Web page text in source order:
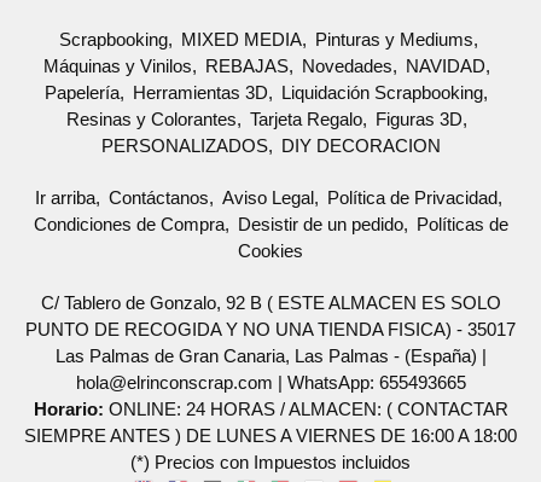
Scrapbooking MIXED MEDIA
Pinturas y Mediums
Máquinas y Vinilos
REBAJAS Novedades
NAVIDAD
Papelería
Herramientas 3D
Liquidación Scrapbooking
Resinas y Colorantes
Tarjeta Regalo
Figuras 3D
PERSONALIZADOS
DIY DECORACION
Ir arriba Contáctanos Aviso Legal
Política de Privacidad
Condiciones de Compra
Desistir de un pedido
Políticas de
Cookies
C/ Tablero de Gonzalo, 92 B ( ESTE ALMACEN ES SOLO
PUNTO DE RECOGIDA Y NO UNA TIENDA FISICA) - 35017
Las Palmas de Gran Canaria, Las Palmas - (España) |
hola@elrinconscrap.com | WhatsApp: 655493665
Horario: ONLINE: 24 HORAS / ALMACEN: ( CONTACTAR
SIEMPRE ANTES ) DE LUNES A VIERNES DE 16:00 A 18:00
(*) Precios con Impuestos incluidos